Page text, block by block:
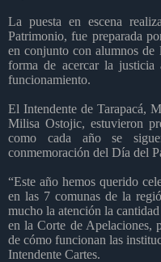
La puesta en escena
Patrimonio, fue preparada
en conjunto con alumnos
forma de acercar la
funcionamiento.
El Intendente de Tarapacá,
Milisa Ostojic, estuvieron
como cada año se
conmemoración del Día del
“Este año hemos querido
en las 7 comunas de la
mucho la atención la
en la Corte de Apelaciones,
de cómo funcionan las
Intendente Cartes.